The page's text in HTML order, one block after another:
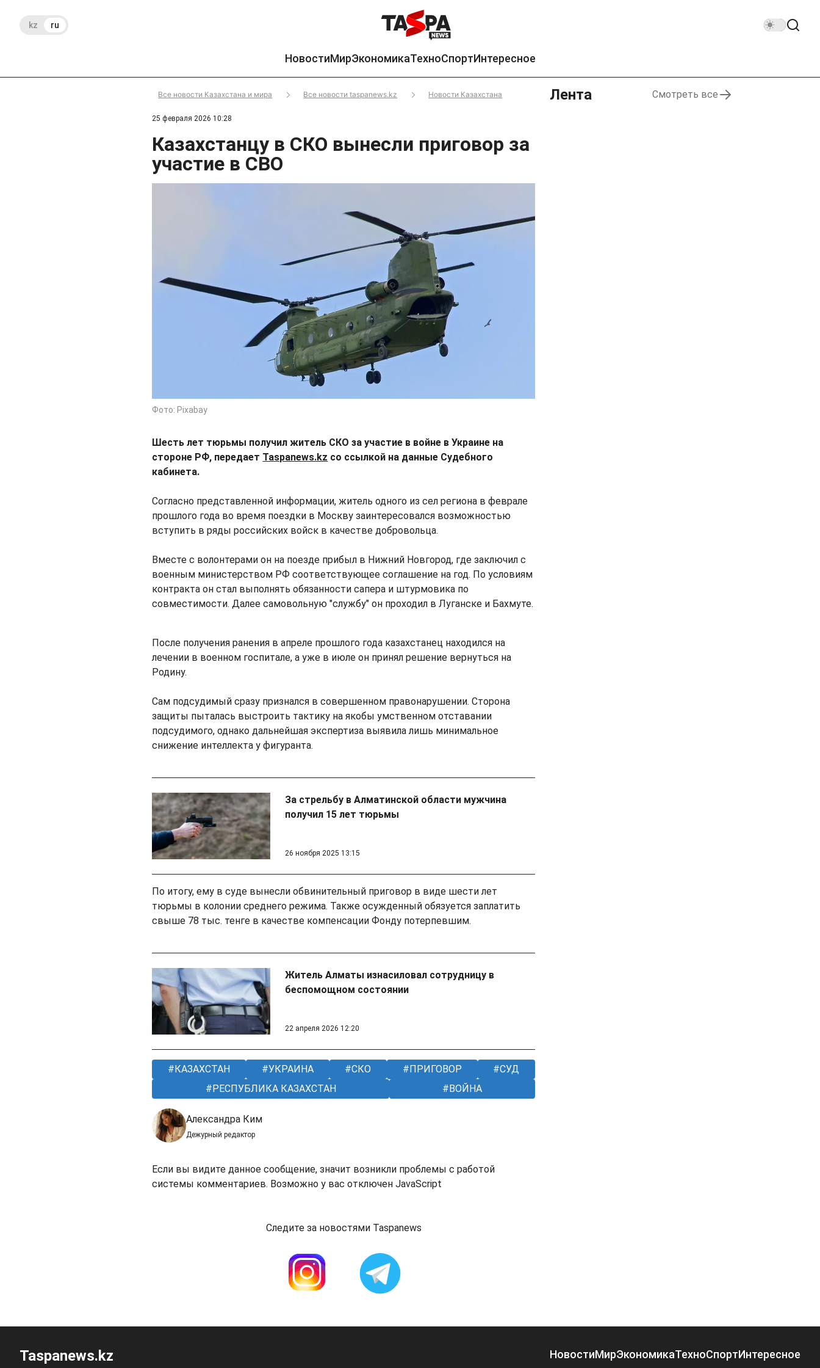
kz ru
НовостиМирЭкономикаТехноСпортИнтересное
Все новости Казахстана и мира Все новости taspanews.kz Новости Казахстана
25 февраля 2026 10:28
Казахстанцу в СКО вынесли приговор за
участие в СВО
Фото: Pixabay
Шесть лет тюрьмы получил житель СКО за участие в войне в Украине на
стороне РФ, передает Taspanews.kz со ссылкой на данные Судебного
кабинета.
Согласно представленной информации, житель одного из сел региона в феврале
прошлого года во время поездки в Москву заинтересовался возможностью
вступить в ряды российских войск в качестве добровольца.
Вместе с волонтерами он на поезде прибыл в Нижний Новгород, где заключил с
военным министерством РФ соответствующее соглашение на год. По условиям
контракта он стал выполнять обязанности сапера и штурмовика по
совместимости. Далее самовольную "службу" он проходил в Луганске и Бахмуте.
После получения ранения в апреле прошлого года казахстанец находился на
лечении в военном госпитале, а уже в июле он принял решение вернуться на
Родину.
Сам подсудимый сразу признался в совершенном правонарушении. Сторона
защиты пыталась выстроить тактику на якобы умственном отставании
подсудимого, однако дальнейшая экспертиза выявила лишь минимальное
снижение интеллекта у фигуранта.
За стрельбу в Алматинской области мужчина
получил 15 лет тюрьмы
26 ноября 2025 13:15
По итогу, ему в суде вынесли обвинительный приговор в виде шести лет
тюрьмы в колонии среднего режима. Также осужденный обязуется заплатить
свыше 78 тыс. тенге в качестве компенсации Фонду потерпевшим.
Житель Алматы изнасиловал сотрудницу в
беспомощном состоянии
22 апреля 2026 12:20
КАЗАХСТАН УКРАИНА СКО ПРИГОВОР
СУД
РЕСПУБЛИКА КАЗАХСТАН
ВОЙНА
Александра Ким
Дежурный редактор
Если вы видите данное сообщение, значит возникли проблемы с работой
системы комментариев. Возможно у вас отключен JavaScript
Следите за новостями Taspanews
Лента Смотреть все
Taspanews.kz НовостиМирЭкономикаТехноСпортИнтересное